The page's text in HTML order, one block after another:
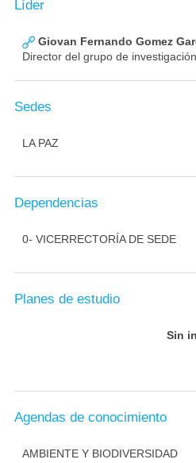
Líder
Giovan Fernando Gomez
Director del grupo de investigación
Sedes
LA PAZ
Dependencias
0- VICERRECTORÍA DE SEDE
Planes de estudio
Sin
Agendas de conocimiento
AMBIENTE Y BIODIVERSIDAD